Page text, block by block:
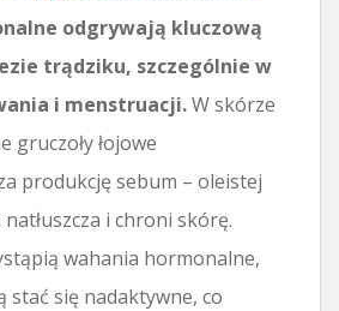
odgrywają kluczową
trądziku, szczególnie w
i menstruacji.W skórze
gruczoły łojowe
produkcję sebum – oleistej
i chroni skórę.
wahania hormonalne,
stać się nadaktywne, co